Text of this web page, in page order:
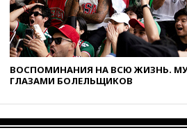
станет
вчера, 22:20Путин
гвардейскую
штурмовую
легендарной
доклад о
добропольском
ВОСПОМИНАНИЯ НА ВСЮ ЖИЗНЬ.
ГЛАЗАМИ БОЛЕЛЬЩИКОВ